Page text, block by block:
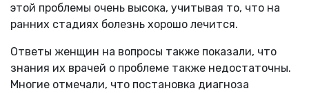
этой проблемы очень высока, учитывая то, что на
ранних стадиях болезнь хорошо лечится.
Ответы женщин на вопросы также показали, что
знания их врачей о проблеме также недостаточны.
Многие отмечали, что постановка диагноза